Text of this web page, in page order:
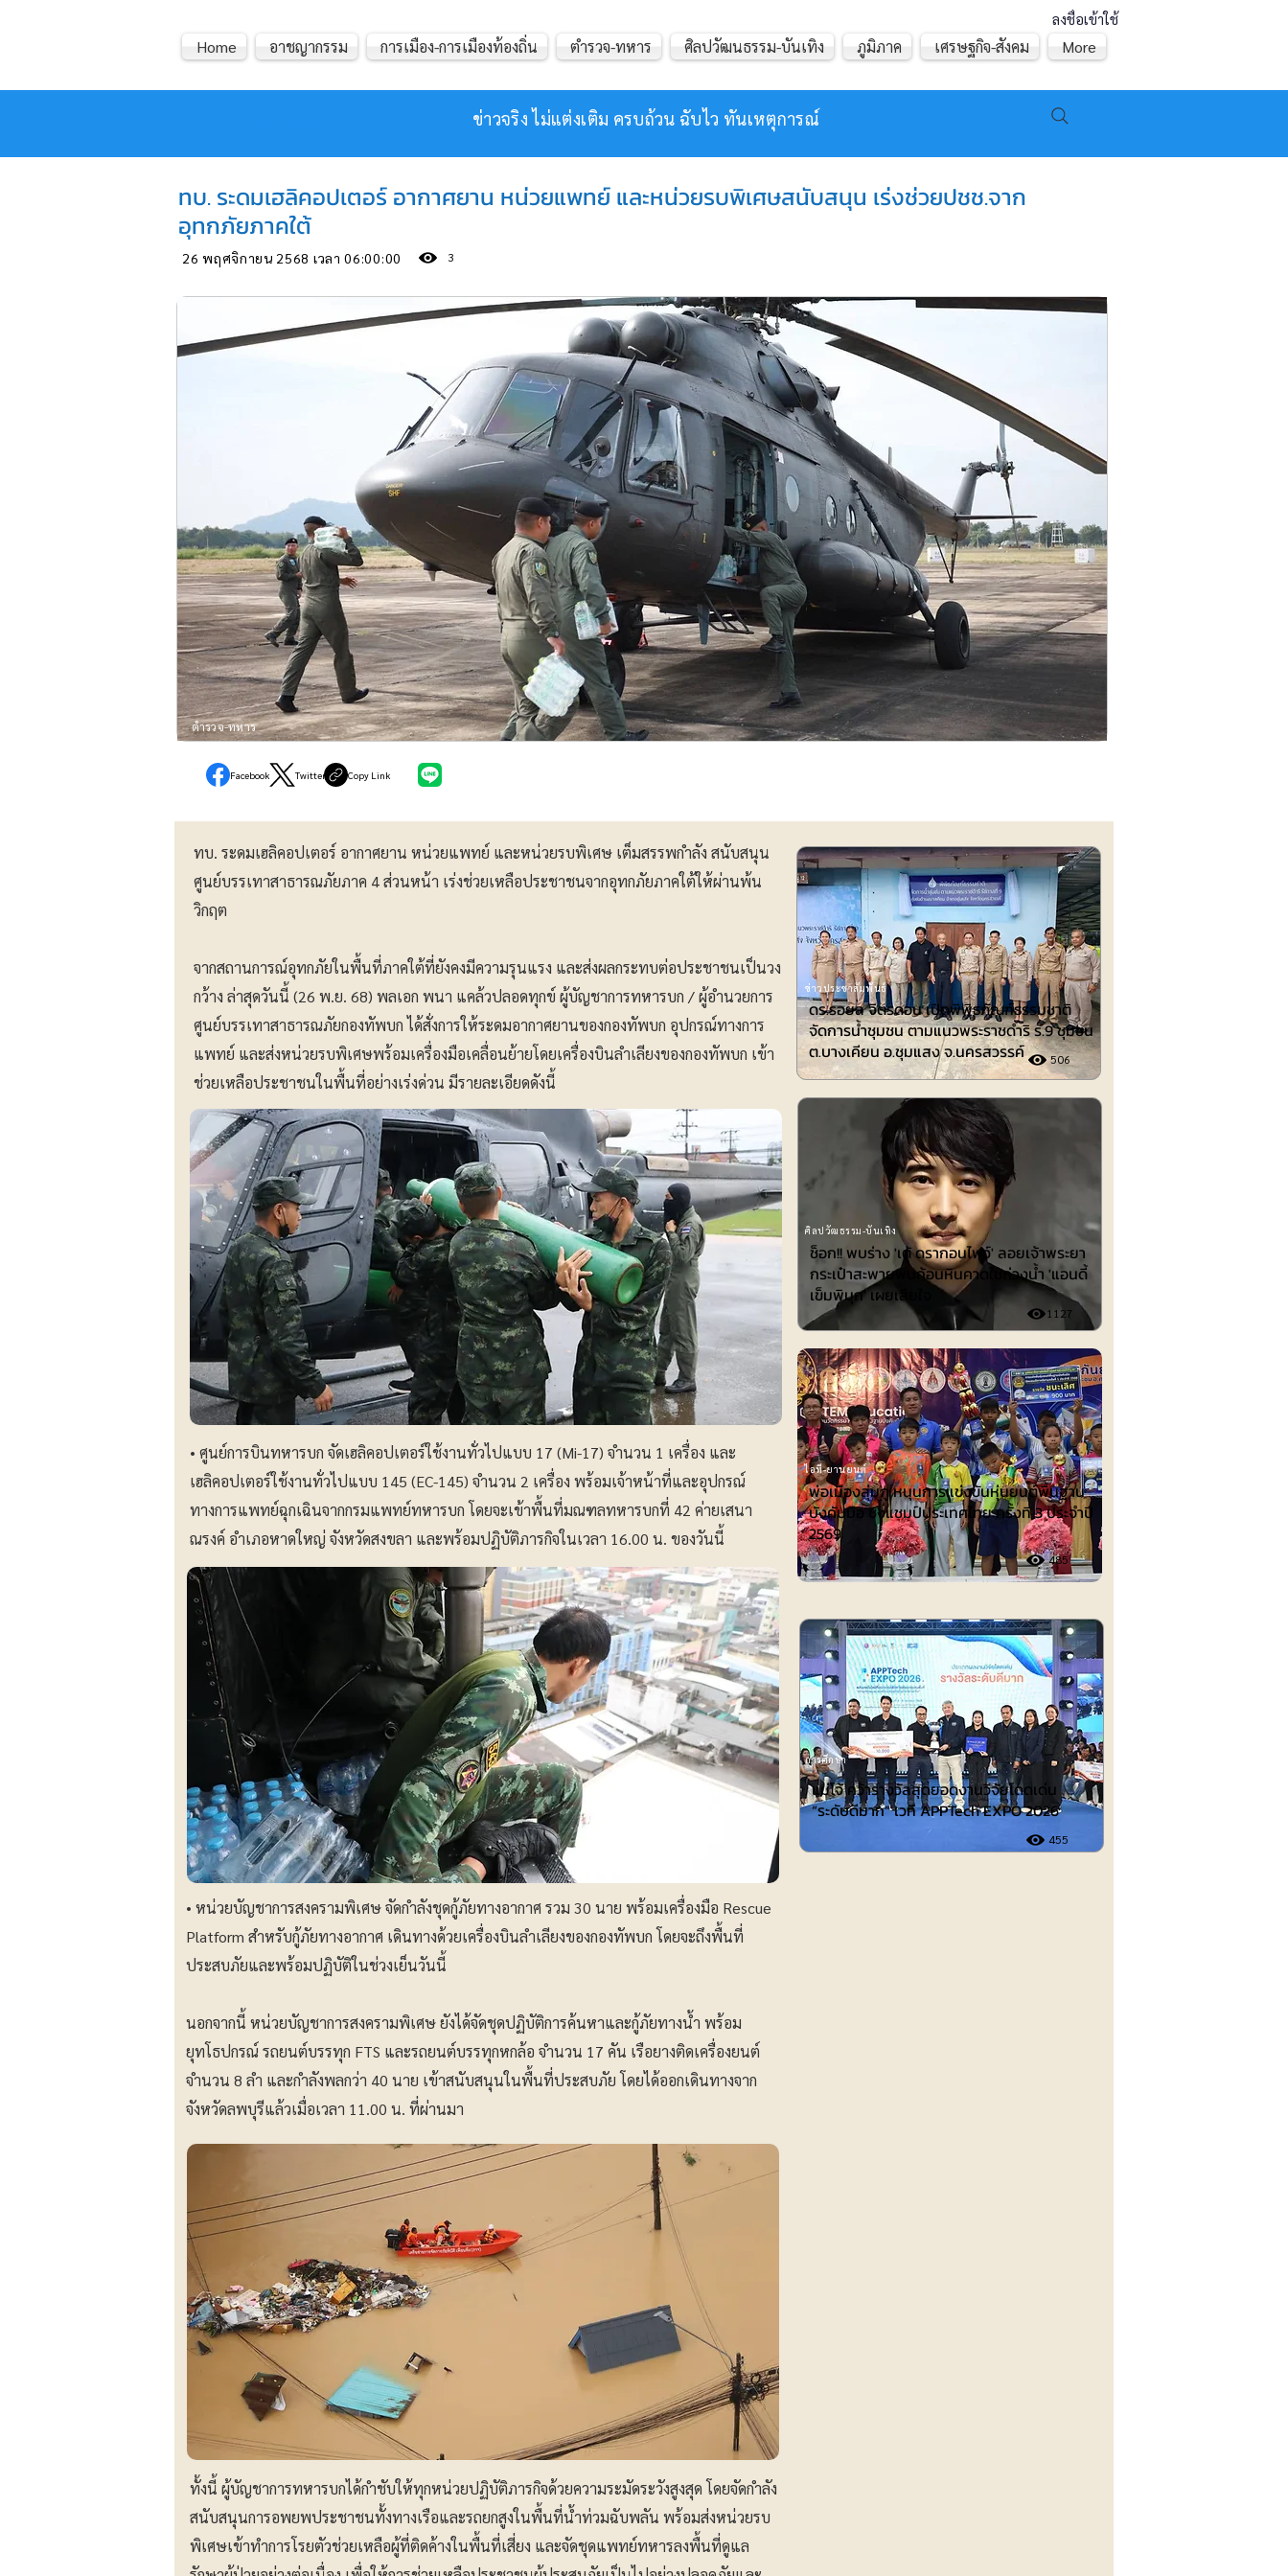
ลงชื่อเข้าใช้
ข่าวจริง ไม่แต่งเติม ครบถ้วน ฉับไว ทันเหตุการณ์
Home อาชญากรรม การเมือง-การเมืองท้องถิ่น ตำรวจ-ทหาร ศิลปวัฒนธรรม-บันเทิง ภูมิภาค เศรษฐกิจ-สังคม More
ทบ. ระดมเฮลิคอปเตอร์ อากาศยาน หน่วยแพทย์ และหน่วยรบพิเศษสนับสนุน เร่งช่วยปชช.จาก
อุทกภัยภาคใต้
26 พฤศจิกายน 2568 เวลา 06:00:00 3
ตำรวจ-ทหาร
Facebook Twitter Copy Link
ทบ. ระดมเฮลิคอปเตอร์ อากาศยาน หน่วยแพทย์ และหน่วยรบพิเศษ เต็มสรรพกำลัง สนับสนุน
ศูนย์บรรเทาสาธารณภัยภาค 4 ส่วนหน้า เร่งช่วยเหลือประชาชนจากอุทกภัยภาคใต้ให้ผ่านพ้น
วิกฤต
จากสถานการณ์อุทกภัยในพื้นที่ภาคใต้ที่ยังคงมีความรุนแรง และส่งผลกระทบต่อประชาชนเป็นวง
กว้าง ล่าสุดวันนี้ (26 พ.ย. 68) พลเอก พนา แคล้วปลอดทุกข์ ผู้บัญชาการทหารบก / ผู้อำนวยการ
ศูนย์บรรเทาสาธารณภัยกองทัพบก ได้สั่งการให้ระดมอากาศยานของกองทัพบก อุปกรณ์ทางการ
แพทย์ และส่งหน่วยรบพิเศษพร้อมเครื่องมือเคลื่อนย้ายโดยเครื่องบินลำเลียงของกองทัพบก เข้า
ช่วยเหลือประชาชนในพื้นที่อย่างเร่งด่วน มีรายละเอียดดังนี้
• ศูนย์การบินทหารบก จัดเฮลิคอปเตอร์ใช้งานทั่วไปแบบ 17 (Mi-17) จำนวน 1 เครื่อง และ
เฮลิคอปเตอร์ใช้งานทั่วไปแบบ 145 (EC-145) จำนวน 2 เครื่อง พร้อมเจ้าหน้าที่และอุปกรณ์
ทางการแพทย์ฉุกเฉินจากกรมแพทย์ทหารบก โดยจะเข้าพื้นที่มณฑลทหารบกที่ 42 ค่ายเสนา
ณรงค์ อำเภอหาดใหญ่ จังหวัดสงขลา และพร้อมปฏิบัติภารกิจในเวลา 16.00 น. ของวันนี้
• หน่วยบัญชาการสงครามพิเศษ จัดกำลังชุดกู้ภัยทางอากาศ รวม 30 นาย พร้อมเครื่องมือ Rescue
Platform สำหรับกู้ภัยทางอากาศ เดินทางด้วยเครื่องบินลำเลียงของกองทัพบก โดยจะถึงพื้นที่
ประสบภัยและพร้อมปฏิบัติในช่วงเย็นวันนี้
นอกจากนี้ หน่วยบัญชาการสงครามพิเศษ ยังได้จัดชุดปฏิบัติการค้นหาและกู้ภัยทางน้ำ พร้อม
ยุทโธปกรณ์ รถยนต์บรรทุก FTS และรถยนต์บรรทุกหกล้อ จำนวน 17 คัน เรือยางติดเครื่องยนต์
จำนวน 8 ลำ และกำลังพลกว่า 40 นาย เข้าสนับสนุนในพื้นที่ประสบภัย โดยได้ออกเดินทางจาก
จังหวัดลพบุรีแล้วเมื่อเวลา 11.00 น. ที่ผ่านมา
ทั้งนี้ ผู้บัญชาการทหารบกได้กำชับให้ทุกหน่วยปฏิบัติภารกิจด้วยความระมัดระวังสูงสุด โดยจัดกำลัง
สนับสนุนการอพยพประชาชนทั้งทางเรือและรถยกสูงในพื้นที่น้ำท่วมฉับพลัน พร้อมส่งหน่วยรบ
พิเศษเข้าทำการโรยตัวช่วยเหลือผู้ที่ติดค้างในพื้นที่เสี่ยง และจัดชุดแพทย์ทหารลงพื้นที่ดูแล
ดร.รอยล จิตรดอน เปิดพิพิธภัณฑ์ธรรมชาติ
จัดการน้ำชุมชน ตามแนวพระราชดำริ ร.9 ชุมชน
ต.บางเคียน อ.ชุมแสง จ.นครสวรรค์
506
ข่าวประชาสัมพันธ์
ช็อก!! พบร่าง 'เต้ ดรากอนไฟว์' ลอยเจ้าพระยา
กระเป๋าสะพายพบก้อนหินคาดใช้ถ่วงน้ำ 'แอนดี้
เข็มพิมุก' เผยเสียใจ
1127
ศิลปวัฒธรรม-บันเทิง
ไอที-ยานยนต์
พ่อเมืองลุ่มภู หนุนการแข่งขันหุ่นยนต์พื้นฐาน
บังคับมือ ชิงแชมป์ประเทศไทย ครั้งที่ 3 ประจำปี
2569
485
การศึกษา
แม่โจ้ คว้ารางวัลสุดยอดงานวิจัยโดดเด่น
“ระดับดีมาก” เวที APPTech EXPO 2026
455